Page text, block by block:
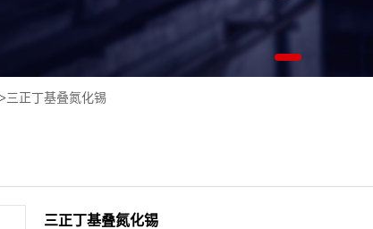
>三正丁基叠氮化锡
三正丁基叠氮化锡